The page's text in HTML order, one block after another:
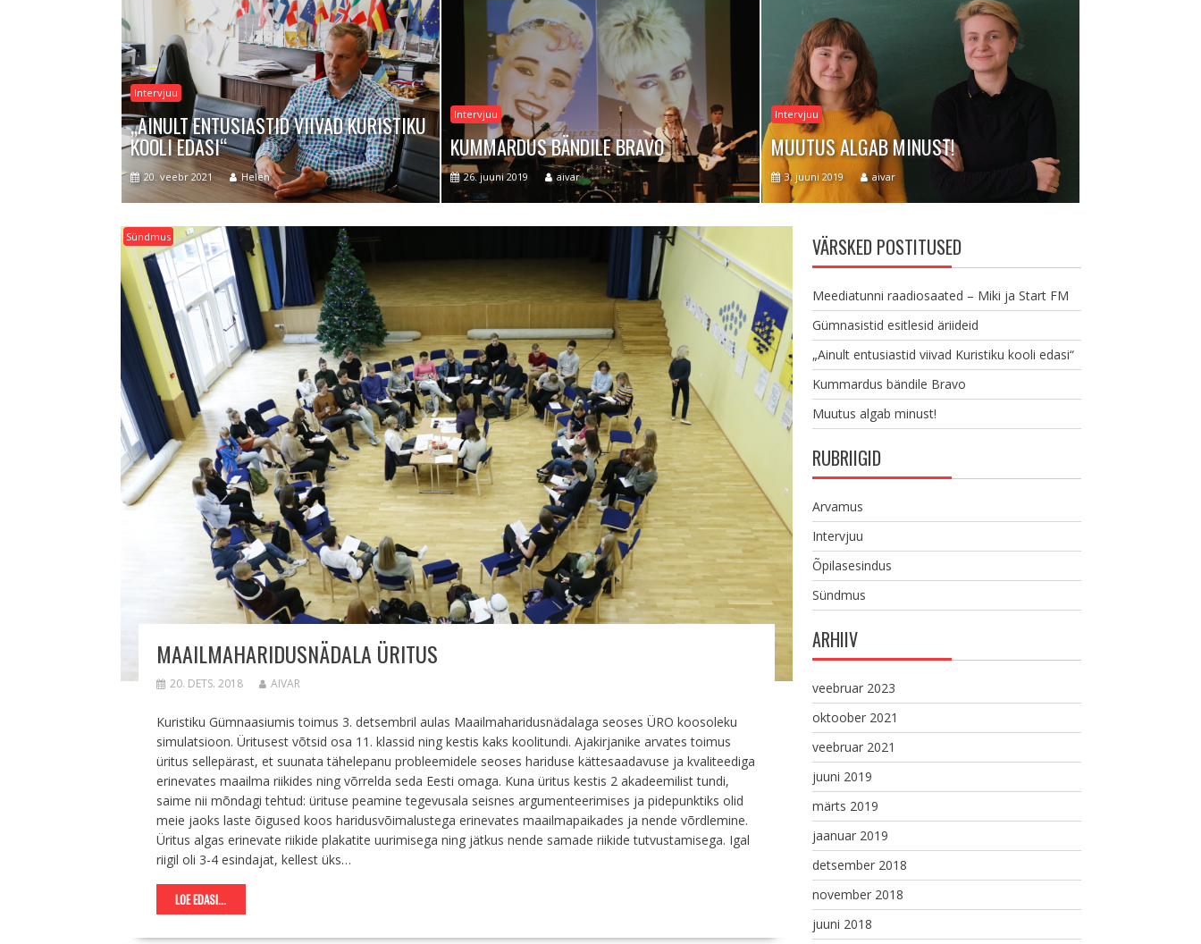
Intervjuu
„AINULT ENTUSIASTID VIIVAD KURISTIKU
KOOLI EDASI“
20. veebr 2021 Helen
Intervjuu
KUMMARDUS BÄNDILE BRAVO
26. juuni 2019 aivar
Intervjuu
MUUTUS ALGAB MINUST!
3. juuni 2019 aivar
Sündmus
MAAILMAHARIDUSNÄDALA ÜRITUS
20. DETS. 2018 AIVAR
Kuristiku Gümnaasiumis toimus 3. detsembril aulas Maailmaharidusnädalaga seoses ÜRO koosoleku
simulatsioon. Üritusest võtsid osa 11. klassid ning kestis kaks koolitundi. Ajakirjanike arvates toimus
üritus sellepärast, et suunata tähelepanu probleemidele seoses hariduse kättesaadavuse ja kvaliteediga
erinevates maailma riikides ning võrrelda seda Eesti omaga. Kuna üritus kestis 2 akadeemilist tundi,
saime nii mõndagi tehtud: ürituse peamine tegevusala seisnes argumenteerimises ja pidepunktiks olid
meie jaoks laste õigused koos haridusvõimalustega erinevates maailmapaikades ja nende võrdlemine.
Üritus algas erinevate riikide plakatite uurimisega ning jätkus nende samade riikide tutvustamisega. Igal
riigil oli 3-4 esindajat, kellest üks…
LOE EDASI...
VÄRSKED POSTITUSED
Meediatunni raadiosaated – Miki ja Start FM
Gümnasistid esitlesid äriideid
„Ainult entusiastid viivad Kuristiku kooli edasi“
Kummardus bändile Bravo
Muutus algab minust!
RUBRIIGID
Arvamus
Intervjuu
Õpilasesindus
Sündmus
ARHIIV
veebruar 2023
oktoober 2021
veebruar 2021
juuni 2019
märts 2019
jaanuar 2019
detsember 2018
november 2018
juuni 2018